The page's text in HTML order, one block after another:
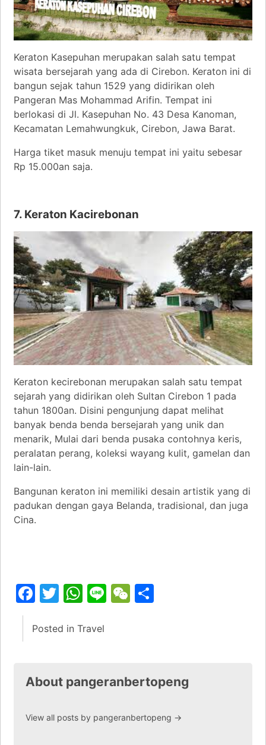
Keraton Kasepuhan merupakan salah satu tempat
wisata bersejarah yang ada di Cirebon. Keraton ini di
bangun sejak tahun 1529 yang didirikan oleh
Pangeran Mas Mohammad Arifin. Tempat ini
berlokasi di Jl. Kasepuhan No. 43 Desa Kanoman,
Kecamatan Lemahwungkuk, Cirebon, Jawa Barat.
Harga tiket masuk menuju tempat ini yaitu sebesar
Rp 15.000an saja.
7. Keraton Kacirebonan
Keraton kecirebonan merupakan salah satu tempat
sejarah yang didirikan oleh Sultan Cirebon 1 pada
tahun 1800an. Disini pengunjung dapat melihat
banyak benda benda bersejarah yang unik dan
menarik, Mulai dari benda pusaka contohnya keris,
peralatan perang, koleksi wayang kulit, gamelan dan
lain-lain.
Bangunan keraton ini memiliki desain artistik yang di
padukan dengan gaya Belanda, tradisional, dan juga
Cina.
Facebook
Twitter
WhatsApp
LineWeChat
Posted in Travel
About pangeranbertopeng
View all posts by pangeranbertopeng →